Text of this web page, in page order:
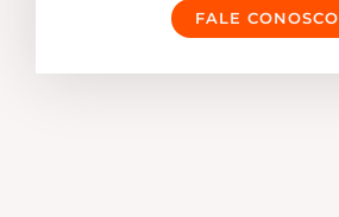
FALE CONOSCO